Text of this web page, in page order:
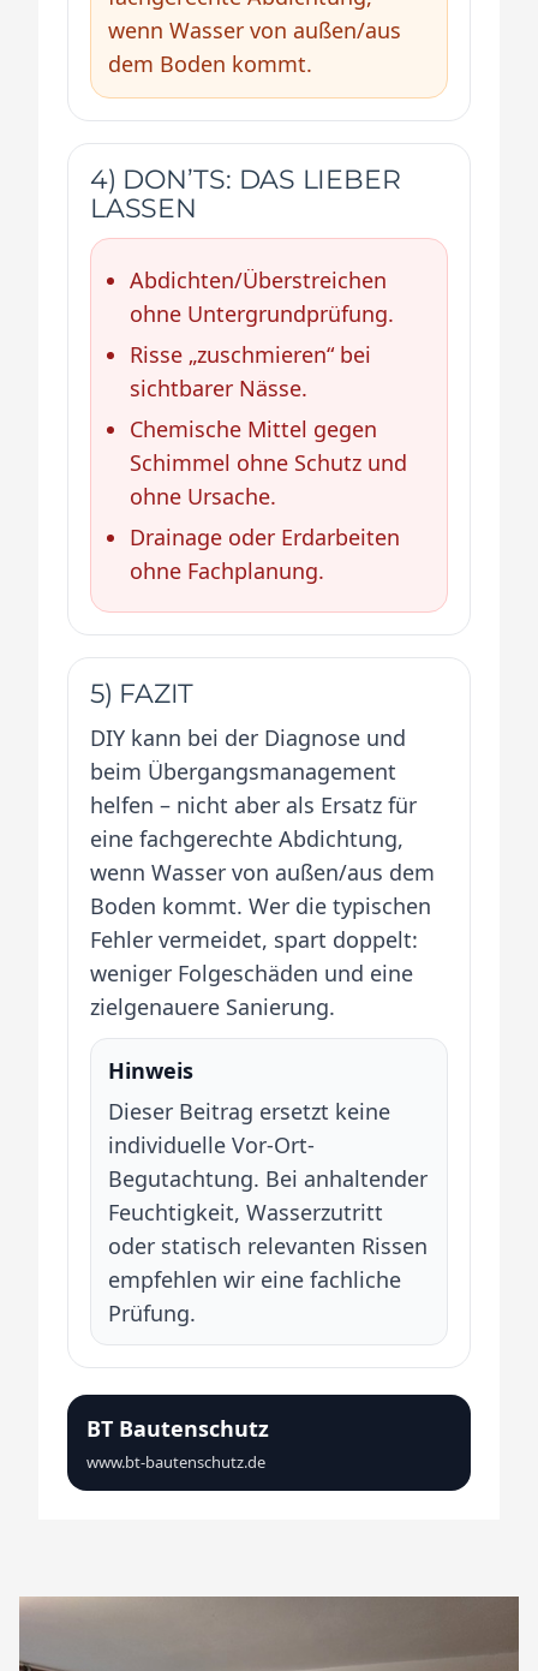
wenn Wasser von außen/aus
dem Boden kommt.
4) DON’TS: DAS LIEBER
LASSEN
Abdichten/Überstreichen
ohne Untergrundprüfung.
Risse „zuschmieren“ bei
sichtbarer Nässe.
Chemische Mittel gegen
Schimmel ohne Schutz und
ohne Ursache.
Drainage oder Erdarbeiten
ohne Fachplanung.
5) FAZIT
DIY kann bei der Diagnose und
beim Übergangsmanagement
helfen – nicht aber als Ersatz für
eine fachgerechte Abdichtung,
wenn Wasser von außen/aus dem
Boden kommt. Wer die typischen
Fehler vermeidet, spart doppelt:
weniger Folgeschäden und eine
zielgenauere Sanierung.
Hinweis
Dieser Beitrag ersetzt keine
individuelle Vor-Ort-
Begutachtung. Bei anhaltender
Feuchtigkeit, Wasserzutritt
oder statisch relevanten Rissen
empfehlen wir eine fachliche
Prüfung.
BT Bautenschutz
www.bt-bautenschutz.de